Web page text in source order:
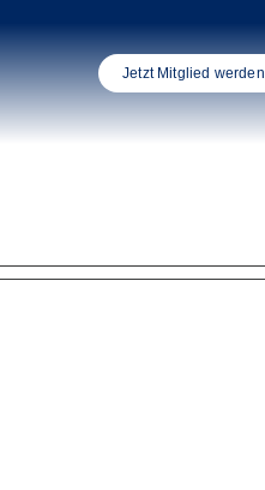
Jetzt Mitglied werden